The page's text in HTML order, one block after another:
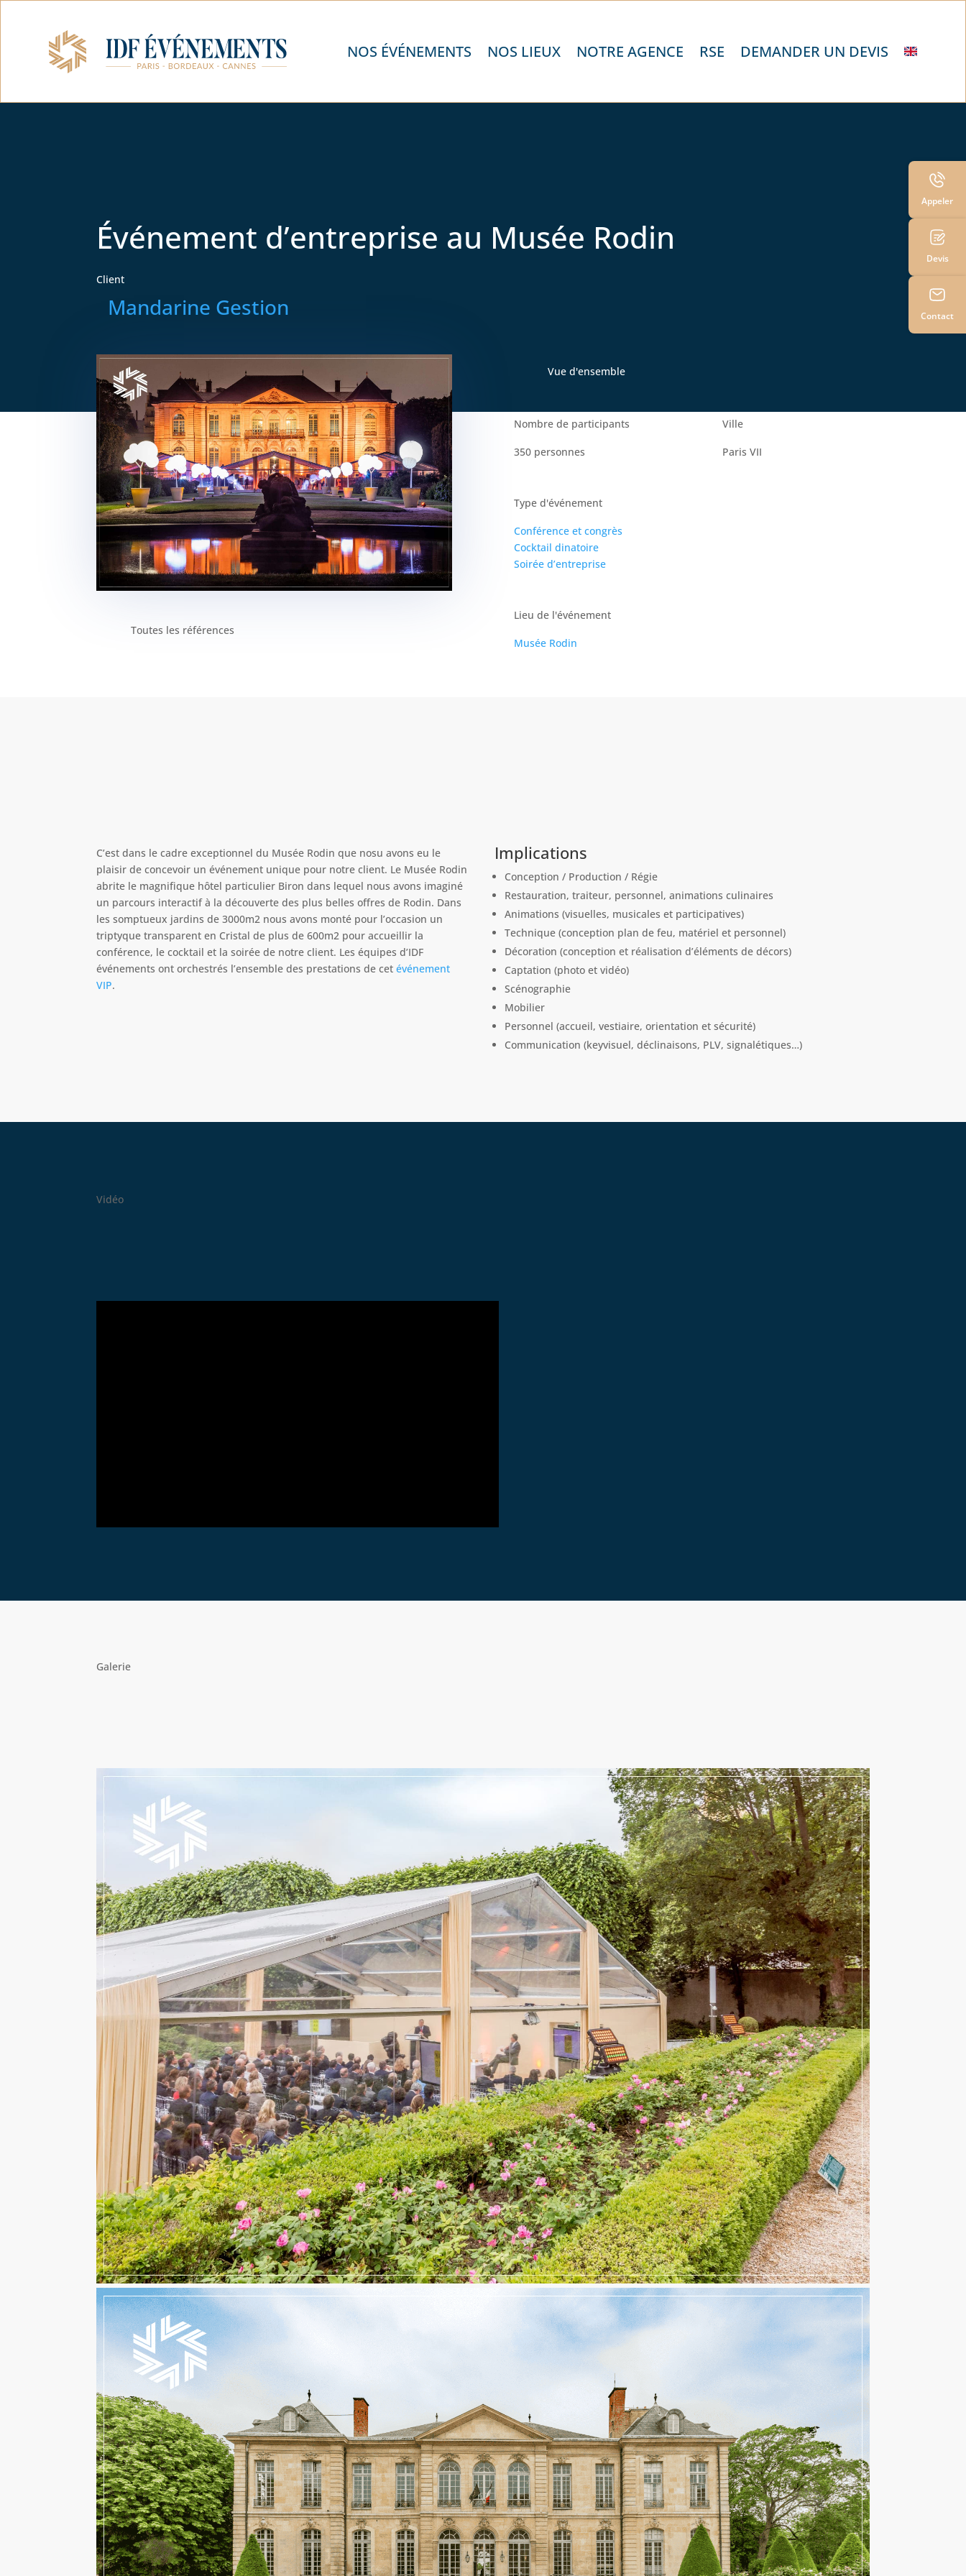
NOS ÉVÉNEMENTS NOS LIEUX NOTRE AGENCE RSE DEMANDER UN DEVIS
Événement d’entreprise au Musée Rodin
Client
Mandarine Gestion
Toutes les références
Vue d'ensemble
Nombre de participants
350 personnes
Ville
Paris VII
Type d'événement
Conférence et congrès
Cocktail dinatoire
Soirée d’entreprise
Lieu de l'événement
Musée Rodin
C’est dans le cadre exceptionnel du Musée Rodin que nosu avons eu le
plaisir de concevoir un événement unique pour notre client. Le Musée Rodin
abrite le magnifique hôtel particulier Biron dans lequel nous avons imaginé
un parcours interactif à la découverte des plus belles offres de Rodin. Dans
les somptueux jardins de 3000m2 nous avons monté pour l’occasion un
triptyque transparent en Cristal de plus de 600m2 pour accueillir la
conférence, le cocktail et la soirée de notre client. Les équipes d’IDF
événements ont orchestrés l’ensemble des prestations de cetévénement
VIP.
Implications
Conception / Production / Régie
Restauration, traiteur, personnel, animations culinaires
Animations (visuelles, musicales et participatives)
Technique (conception plan de feu, matériel et personnel)
Décoration (conception et réalisation d’éléments de décors)
Captation (photo et vidéo)
Scénographie
Mobilier
Personnel (accueil, vestiaire, orientation et sécurité)
Communication (keyvisuel, déclinaisons, PLV, signalétiques…)
Vidéo
Galerie
Appeler
Devis
Contact